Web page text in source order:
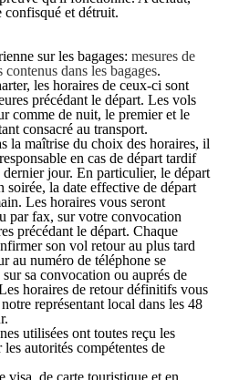
confisqué et détruit.
sur les bagages: mesures de
dans les bagages.
les horaires de ceux-ci sont
précédant le départ. Les vols
comme de nuit, le premier et le
consacré au transport.
la maîtrise du choix des horaires, il
en cas de départ tardif
jour. En particulier, le départ
la date effective de départ
Les horaires vous seront
par fax, sur votre convocation
précédant le départ. Chaque
son vol retour au plus tard
au numéro de téléphone se
sa convocation ou auprés de
horaires de retour définitifs vous
représentant local dans les 48
utilisées ont toutes reçu les
autorités compétentes de
visa, de carte touristique et en